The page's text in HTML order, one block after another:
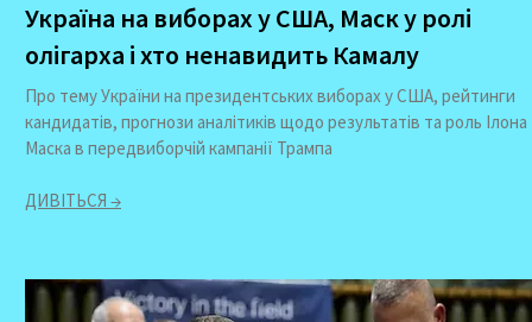
Україна на виборах у США, Маск у ролі
олігарха і хто ненавидить Камалу
Про тему України на президентських виборах у США, рейтинги
кандидатів, прогнози аналітиків щодо результатів та роль Ілона
Маска в передвиборчій кампанії Трампа
ДИВІТЬСЯ →